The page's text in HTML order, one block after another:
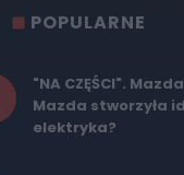
POPULARNE
"NA CZĘŚCI".
Mazda stworzyła
elektryka?